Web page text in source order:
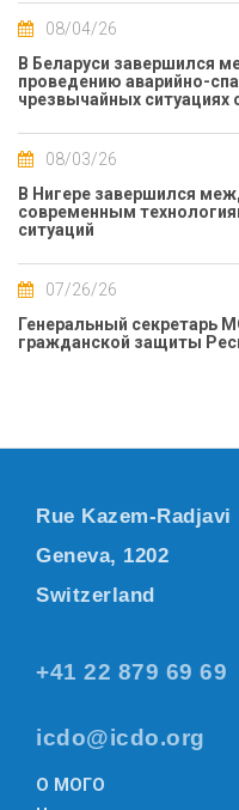
08/04/26
В Беларуси завершился
проведению аварийно-
чрезвычайных ситуациях
08/03/26
В Нигере завершился
современным
ситуаций
07/26/26
Генеральный секретарь
гражданской защиты
Rue Kazem-Radjavi
Geneva, 1202
Switzerland
+41 22 879 69 69
icdo@icdo.org
О МОГО